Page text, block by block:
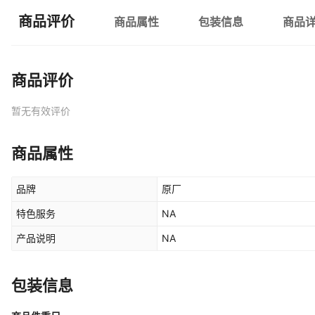
商品评价 商品属性 包装信息 商品
商品评价
暂无有效评价
商品属性
品牌 原厂
特色服务 NA
产品说明 NA
包装信息